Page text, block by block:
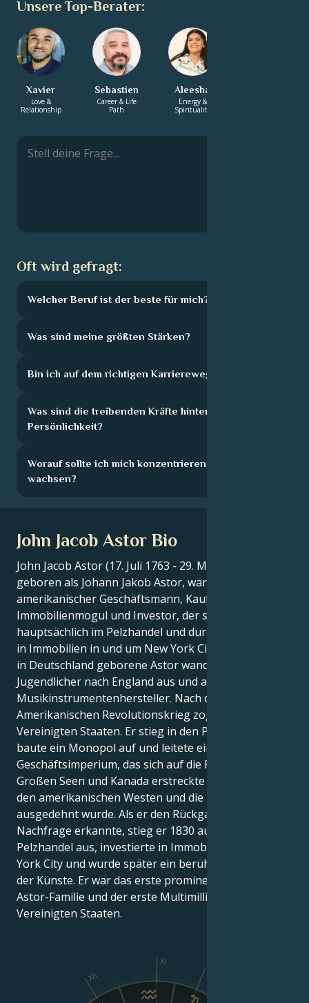
Unsere Top-Berater:
Xavier
Love &
Relationship
Sebastien
Career & Life
Path
Aleesha
Energy &
Spirituality
Oft wird gefragt:
Welcher Beruf ist der beste für mich?
Was sind meine größten Stärken?
Bin ich auf dem richtigen Karriereweg?
Was sind die treibenden Kräfte hinter meiner
Persönlichkeit?
Worauf sollte ich mich konzentrieren, um zu
wachsen?
John Jacob Astor Bio
John Jacob Astor (17. Juli 1763 - 29. März 1848),
geboren als Johann Jakob Astor, war ein deutsch-
amerikanischer Geschäftsmann, Kaufmann,
Immobilienmogul und Investor, der sein Vermögen
hauptsächlich im Pelzhandel und durch Investitionen
in Immobilien in und um New York City machte. Der
in Deutschland geborene Astor wanderte als
Jugendlicher nach England aus und arbeitete dort als
Musikinstrumentenhersteller. Nach dem
Amerikanischen Revolutionskrieg zog er in die
Vereinigten Staaten. Er stieg in den Pelzhandel ein,
baute ein Monopol auf und leitete ein
Geschäftsimperium, das sich auf die Region der
Großen Seen und Kanada erstreckte und später auf
den amerikanischen Westen und die Pazifikküste
ausgedehnt wurde. Als er den Rückgang der
Nachfrage erkannte, stieg er 1830 aus dem
Pelzhandel aus, investierte in Immobilien in New
York City und wurde später ein berühmter Mäzen
der Künste. Er war das erste prominente Mitglied der
Astor-Familie und der erste Multimillionär in den
Vereinigten Staaten.
X
XI
XII